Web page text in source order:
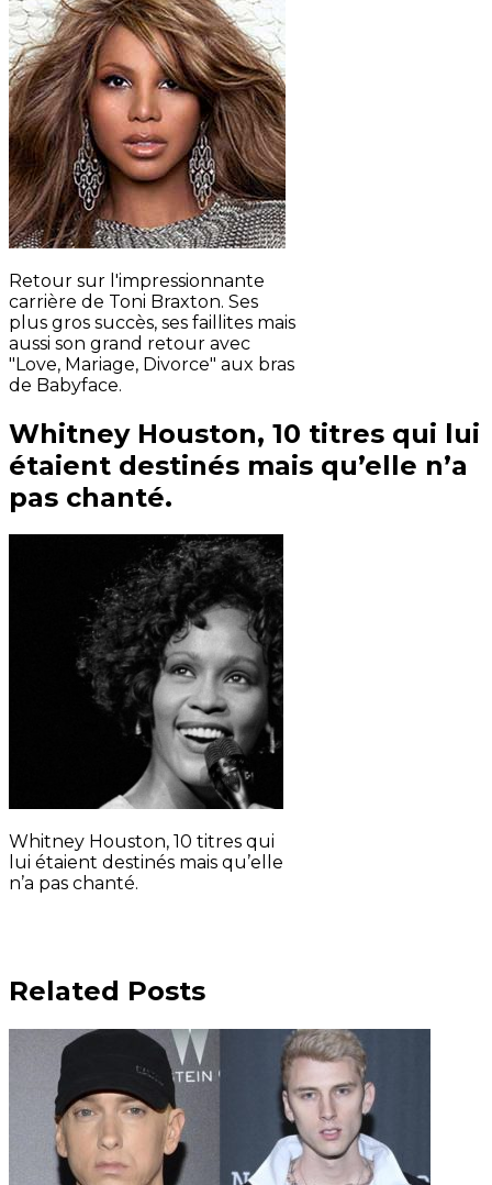
Retour sur l'impressionnante
carrière de Toni Braxton. Ses
plus gros succès, ses faillites mais
aussi son grand retour avec
"Love, Mariage, Divorce" aux bras
de Babyface.
Whitney Houston, 10 titres qui lui
étaient destinés mais qu’elle n’a
pas chanté.
Whitney Houston, 10 titres qui
lui étaient destinés mais qu’elle
n’a pas chanté.
Related Posts